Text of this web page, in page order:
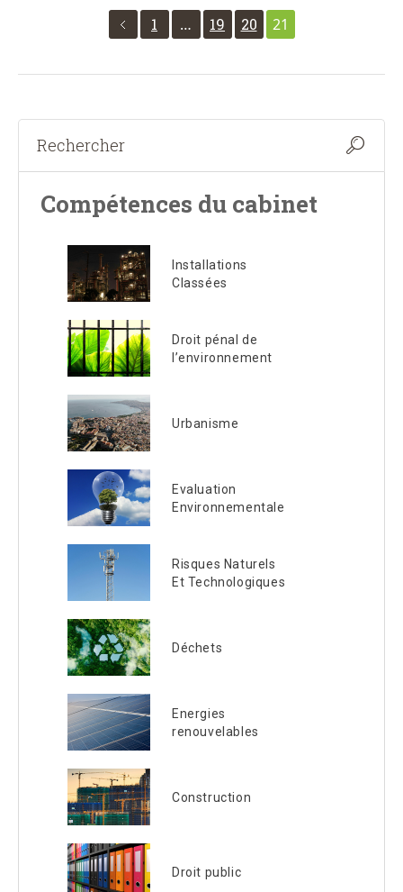
1 … 19 20 21
Compétences du cabinet
Installations
Classées
Droit pénal de
l’environnement
Urbanisme
Evaluation
Environnementale
Risques Naturels
Et Technologiques
Déchets
Energies
renouvelables
Construction
Droit public